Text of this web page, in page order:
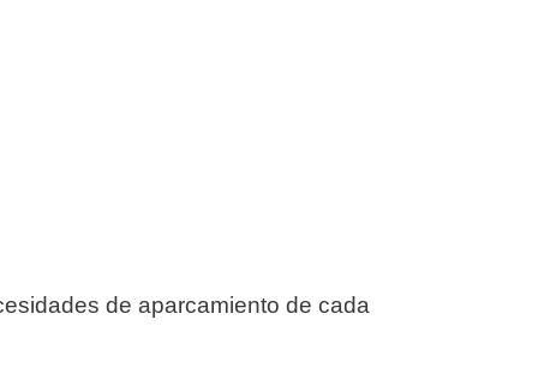
de aparcamiento de cada